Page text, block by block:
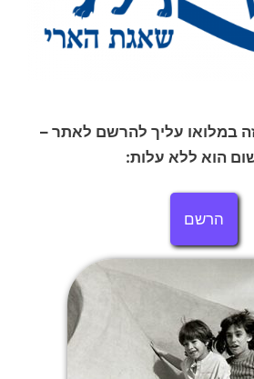
במלואו עליך להרשם לאתר –
הוא ללא עלות:
הרשם